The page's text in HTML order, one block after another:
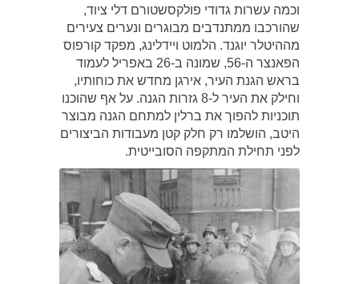
וכמה עשרות גדודי פולקסשטורם דלי ציוד,
שהורכבו ממתנדבים מבוגרים ונערים צעירים
מההיטלר יוגנד. הלמוט ויידלינג, מפקד קורפוס
הפאנצר ה-56, שמונה ב-26 באפריל לעמוד
בראש הגנת העיר, אירגן מחדש את כוחותיו,
וחילק את העיר ל-8 גזרות הגנה. על אף שהוכנו
תוכניות להפוך את ברלין למתחם הגנה מבוצר
היטב, הושלמו רק חלק קטן מעבודות הביצורים
לפני תחילת המתקפה הסובייטית.